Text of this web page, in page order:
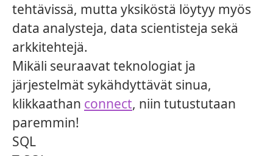
tehtävissä, mutta yksiköstä löytyy myös
data analysteja, data scientisteja sekä
arkkitehtejä.
Mikäli seuraavat teknologiat ja
järjestelmät sykähdyttävät sinua,
klikkaathan connect, niin tutustutaan
paremmin!
SQL